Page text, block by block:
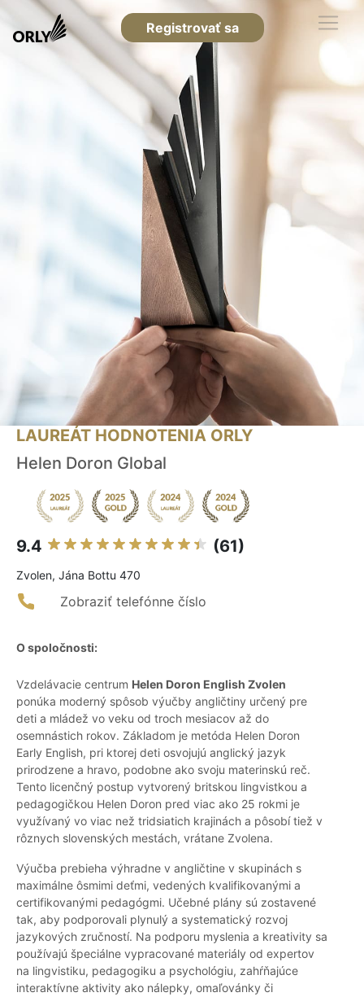
Registrovať sa
LAUREÁT HODNOTENIA ORLY
Helen Doron Global
9.4 (61)
Zvolen, Jána Bottu 470
Zobraziť telefónne číslo
O spoločnosti:
Vzdelávacie centrum Helen Doron English Zvolen
ponúka moderný spôsob výučby angličtiny určený pre
deti a mládež vo veku od troch mesiacov až do
osemnástich rokov. Základom je metóda Helen Doron
Early English, pri ktorej deti osvojujú anglický jazyk
prirodzene a hravo, podobne ako svoju materinskú reč.
Tento licenčný postup vytvorený britskou lingvistkou a
pedagogičkou Helen Doron pred viac ako 25 rokmi je
využívaný vo viac než tridsiatich krajinách a pôsobí tiež v
rôznych slovenských mestách, vrátane Zvolena.
Výučba prebieha výhradne v angličtine v skupinách s
maximálne ôsmimi deťmi, vedených kvalifikovanými a
certifikovanými pedagógmi. Učebné plány sú zostavené
tak, aby podporovali plynulý a systematický rozvoj
jazykových zručností. Na podporu myslenia a kreativity sa
používajú špeciálne vypracované materiály od expertov
na lingvistiku, pedagogiku a psychológiu, zahŕňajúce
interaktívne aktivity ako nálepky, omaľovánky či